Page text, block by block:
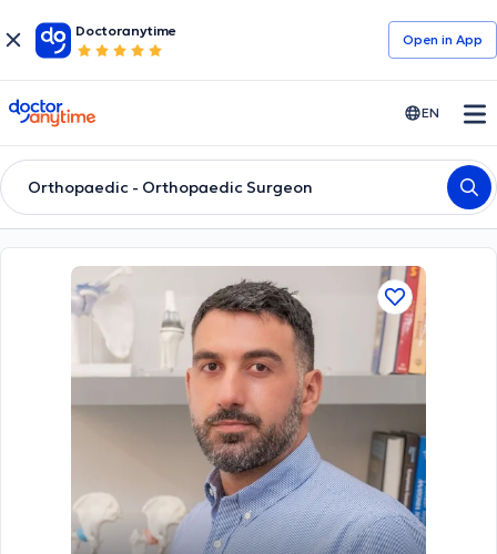
Doctoranytime
Open in Αpp
doctoranytime EN
Orthopaedic - Orthopaedic Surgeon